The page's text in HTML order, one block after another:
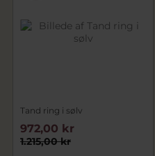
Tand ring i sølv
1.215,00 kr
972,00 kr